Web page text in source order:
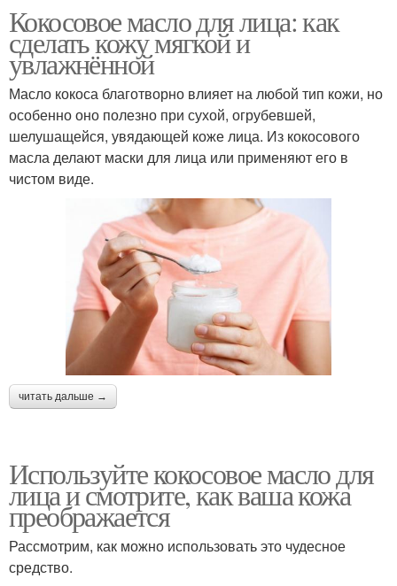
Кокосовое масло для лица: как
сделать кожу мягкой и
увлажнённой
Масло кокоса благотворно влияет на любой тип кожи, но
особенно оно полезно при сухой, огрубевшей,
шелушащейся, увядающей коже лица. Из кокосового
масла делают маски для лица или применяют его в
чистом виде.
читать дальше →
Используйте кокосовое масло для
лица и смотрите, как ваша кожа
преображается
Рассмотрим, как можно использовать это чудесное
средство.